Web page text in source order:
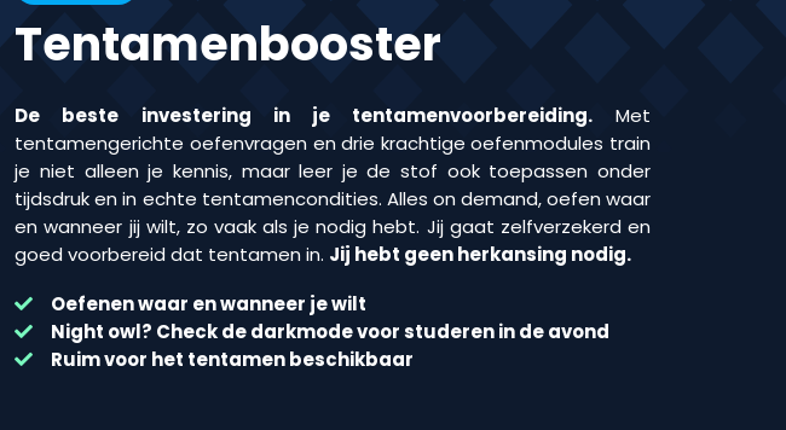
Tentamenbooster
De beste investering in je tentamenvoorbereiding.Met
tentamengerichte oefenvragen en drie krachtige oefenmodules train
je niet alleen je kennis, maar leer je de stof ook toepassen onder
tijdsdruk en in echte tentamencondities. Alles on demand, oefen waar
en wanneer jij wilt, zo vaak als je nodig hebt. Jij gaat zelfverzekerd en
goed voorbereid dat tentamen in. Jij hebt geen herkansing nodig.
Oefenen waar en wanneer je wilt
Night owl? Check de darkmode voor studeren in de avond
Ruim voor het tentamen beschikbaar